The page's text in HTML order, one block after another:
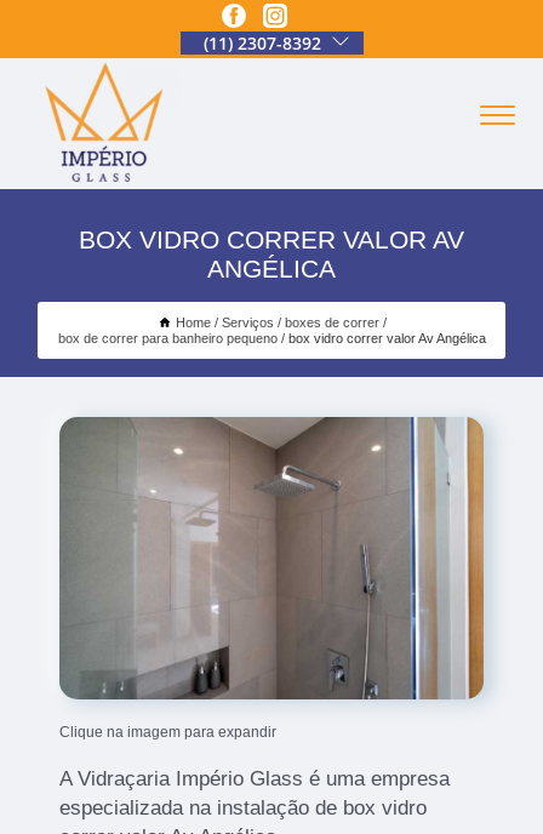
(11) 2307-8392
BOX VIDRO CORRER VALOR AV
ANGÉLICA
Home Serviços
boxes de correr
box de correr para banheiro pequeno
box vidro correr valor Av Angélica
Clique na imagem para expandir
A Vidraçaria Império Glass é uma empresa
especializada na instalação de box vidro